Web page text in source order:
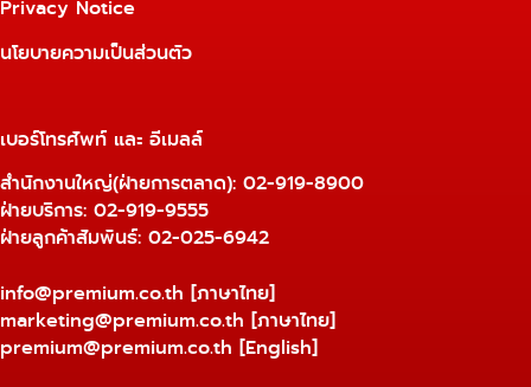
Privacy Notice
นโยบายความเป็นส่วนตัว
เบอร์โทรศัพท์ และ อีเมลล์
สำนักงานใหญ่(ฝ่ายการตลาด): 02-919-8900
ฝ่ายบริการ: 02-919-9555
ฝ่ายลูกค้าสัมพันธ์: 02-025-6942
info@premium.co.th [ภาษาไทย]
marketing@premium.co.th [ภาษาไทย]
premium@premium.co.th [English]